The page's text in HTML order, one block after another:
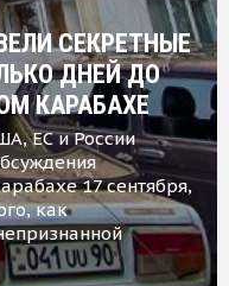
СЕКРЕТНЫЕ
ДНЕЙ ДО
КАРАБАХЕ
ЕС и России
17 сентября,
как